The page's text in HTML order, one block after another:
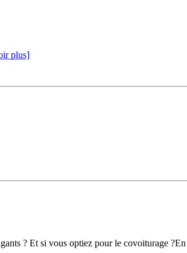
plus]
? Et si vous optiez pour le covoiturage